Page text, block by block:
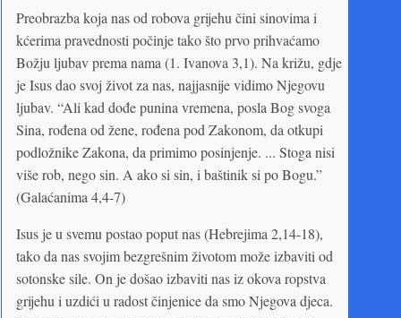
Preobrazba koja nas od robova grijehu čini sinovima i
kćerima pravednosti počinje tako što prvo prihvaćamo
Božju ljubav prema nama (1. Ivanova 3,1). Na križu, gdje
je Isus dao svoj život za nas, najjasnije vidimo Njegovu
ljubav. “Ali kad dođe punina vremena, posla Bog svoga
Sina, rođena od žene, rođena pod Zakonom, da otkupi
podložnike Zakona, da primimo posinjenje. ... Stoga nisi
više rob, nego sin. A ako si sin, i baštinik si po Bogu.”
(Galaćanima 4,4-7)
Isus je u svemu postao poput nas (Hebrejima 2,14-18),
tako da nas svojim bezgrešnim životom može izbaviti od
sotonske sile. On je došao izbaviti nas iz okova ropstva
grijehu i uzdići u radost činjenice da smo Njegova djeca.